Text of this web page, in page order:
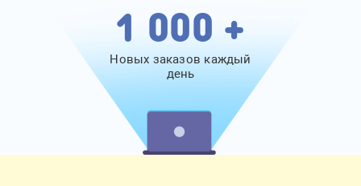
1 000 +
Новых заказов каждый
день